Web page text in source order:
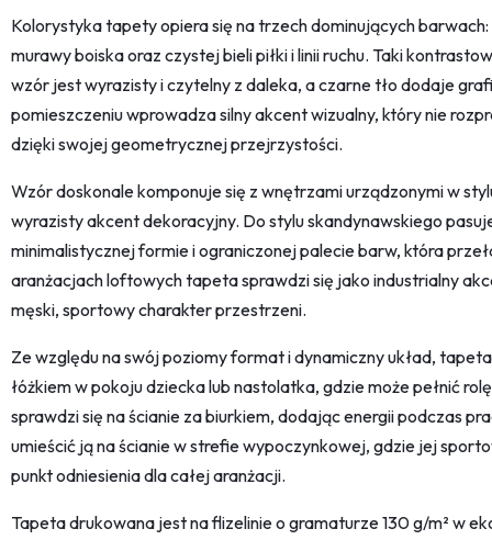
Kolorystyka tapety opiera się na trzech dominujących
murawy boiska oraz czystej bieli piłki i linii ruchu. Taki
wzór jest wyrazisty i czytelny z daleka, a czarne tło dodaje
pomieszczeniu wprowadza silny akcent wizualny, który nie
dzięki swojej geometrycznej przejrzystości.
Wzór doskonale komponuje się z wnętrzami urządzonymi w
wyrazisty akcent dekoracyjny. Do stylu skandynawskiego
minimalistycznej formie i ograniczonej palecie barw, która
aranżacjach loftowych tapeta sprawdzi się jako industrialny
męski, sportowy charakter przestrzeni.
Ze względu na swój poziomy format i dynamiczny układ,
łóżkiem w pokoju dziecka lub nastolatka, gdzie może pełnić
sprawdzi się na ścianie za biurkiem, dodając energii podczas
umieścić ją na ścianie w strefie wypoczynkowej, gdzie jej
punkt odniesienia dla całej aranżacji.
Tapeta drukowana jest na flizelinie o gramaturze 130 g/m² w